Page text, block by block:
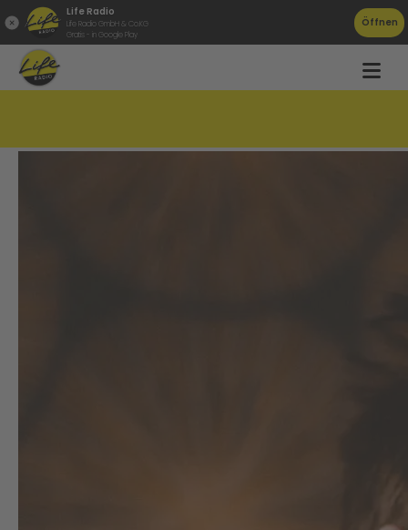
Life Radio
Life Radio GmbH & Co.KG
Gratis - in Google Play
Öffnen